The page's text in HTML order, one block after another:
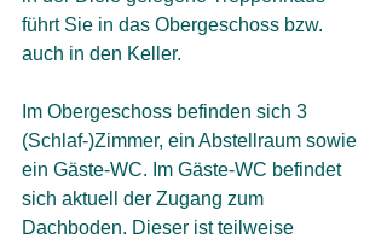
führt Sie in das Obergeschoss bzw.
auch in den Keller.
Im Obergeschoss befinden sich 3
(Schlaf-)Zimmer, ein Abstellraum sowie
ein Gäste-WC. Im Gäste-WC befindet
sich aktuell der Zugang zum
Dachboden. Dieser ist teilweise